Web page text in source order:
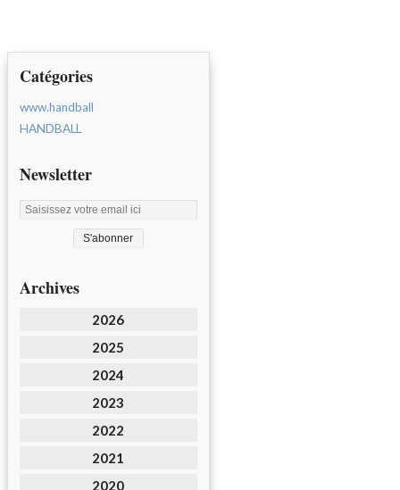
Catégories
www.handball
HANDBALL
Newsletter
Archives
2026
2025
2024
2023
2022
2021
2020